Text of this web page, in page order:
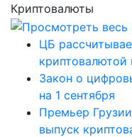
Криптовалюты
ЦБ
криптовалютой
Закон о
на 1 сентября
Премьер
выпуск